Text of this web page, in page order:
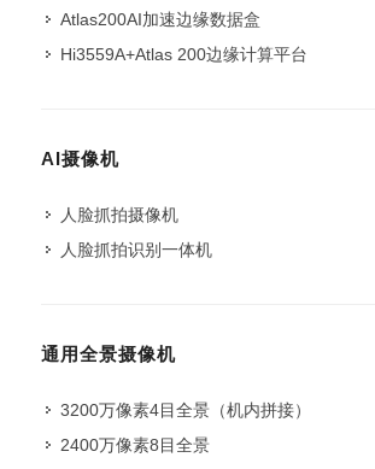
Atlas200AI加速边缘数据盒
Hi3559A+Atlas 200边缘计算平台
AI摄像机
人脸抓拍摄像机
人脸抓拍识别一体机
通用全景摄像机
3200万像素4目全景（机内拼接）
2400万像素8目全景